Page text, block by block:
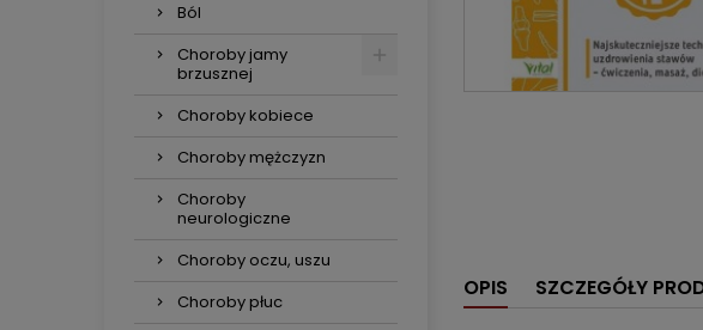
Ból
Choroby jamy
brzusznej
Choroby kobiece
Choroby mężczyzn
Choroby
neurologiczne
Choroby oczu, uszu
Choroby płuc
OPIS SZCZEGÓŁY